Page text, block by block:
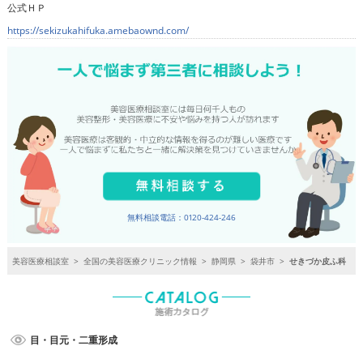
公式ＨＰ
https://sekizukahifuka.amebaownd.com/
無料相談電話：0120-424-246
美容医療相談室 > 全国の美容医療クリニック情報 > 静岡県 > 袋井市 > せきづか皮ふ科
目・目元・二重形成